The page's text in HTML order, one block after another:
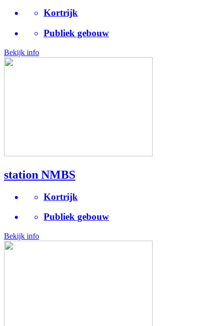
Kortrijk
Publiek gebouw
Bekijk info
station NMBS
Kortrijk
Publiek gebouw
Bekijk info